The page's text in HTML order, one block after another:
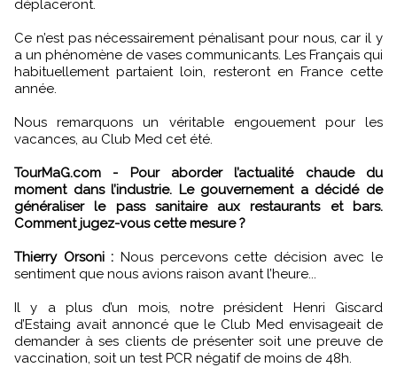
déplaceront.
Ce n’est pas nécessairement pénalisant pour nous, car il y
a un phénomène de vases communicants. Les Français qui
habituellement partaient loin, resteront en France cette
année.
Nous remarquons un véritable engouement pour les
vacances, au Club Med cet été.
TourMaG.com - Pour aborder l’actualité chaude du
moment dans l’industrie. Le gouvernement a décidé de
généraliser le pass sanitaire aux restaurants et bars.
Comment jugez-vous cette mesure ?
Thierry Orsoni : Nous percevons cette décision avec le
sentiment que nous avions raison avant l’heure...
Il y a plus d’un mois, notre président Henri Giscard
d’Estaing avait annoncé que le Club Med envisageait de
demander à ses clients de présenter soit une preuve de
vaccination, soit un test PCR négatif de moins de 48h.